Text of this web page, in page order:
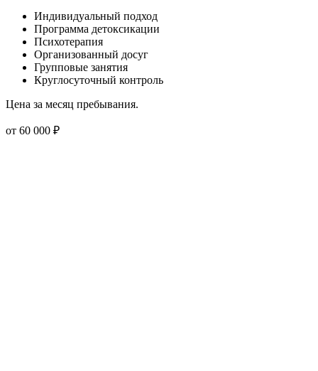
Индивидуальный подход
Программа детоксикации
Психотерапия
Организованный досуг
Групповые занятия
Круглосуточный контроль
Цена за месяц пребывания.
от 60 000 ₽